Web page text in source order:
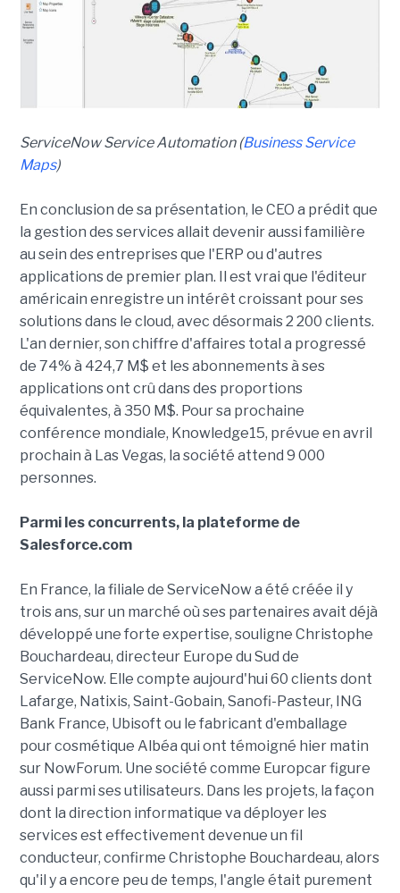
ServiceNow Service Automation (Business Service
Maps)
En conclusion de sa présentation, le CEO a prédit que
la gestion des services allait devenir aussi familière
au sein des entreprises que l'ERP ou d'autres
applications de premier plan. Il est vrai que l'éditeur
américain enregistre un intérêt croissant pour ses
solutions dans le cloud, avec désormais 2 200 clients.
L'an dernier, son chiffre d'affaires total a progressé
de 74% à 424,7 M$ et les abonnements à ses
applications ont crû dans des proportions
équivalentes, à 350 M$. Pour sa prochaine
conférence mondiale, Knowledge15, prévue en avril
prochain à Las Vegas, la société attend 9 000
personnes.
Parmi les concurrents, la plateforme de
Salesforce.com
En France, la filiale de ServiceNow a été créée il y
trois ans, sur un marché où ses partenaires avait déjà
développé une forte expertise, souligne Christophe
Bouchardeau, directeur Europe du Sud de
ServiceNow. Elle compte aujourd'hui 60 clients dont
Lafarge, Natixis, Saint-Gobain, Sanofi-Pasteur, ING
Bank France, Ubisoft ou le fabricant d'emballage
pour cosmétique Albéa qui ont témoigné hier matin
sur NowForum. Une société comme Europcar figure
aussi parmi ses utilisateurs. Dans les projets, la façon
dont la direction informatique va déployer les
services est effectivement devenue un fil
conducteur, confirme Christophe Bouchardeau, alors
qu'il y a encore peu de temps, l'angle était purement